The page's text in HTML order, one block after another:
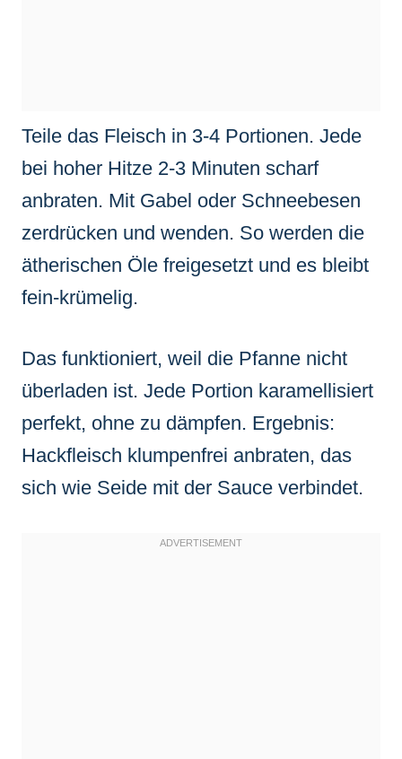
Teile das Fleisch in 3-4 Portionen. Jede
bei hoher Hitze 2-3 Minuten scharf
anbraten. Mit Gabel oder Schneebesen
zerdrücken und wenden. So werden die
ätherischen Öle freigesetzt und es bleibt
fein-krümelig.
Das funktioniert, weil die Pfanne nicht
überladen ist. Jede Portion karamellisiert
perfekt, ohne zu dämpfen. Ergebnis:
Hackfleisch klumpenfrei anbraten, das
sich wie Seide mit der Sauce verbindet.